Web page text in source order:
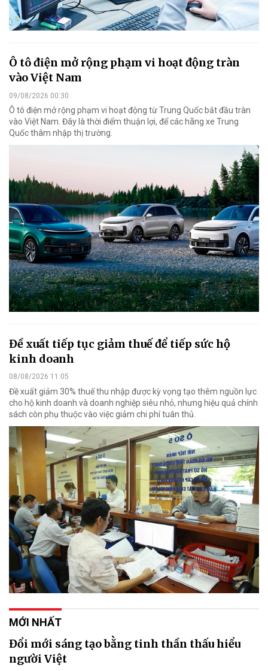
Ô tô điện mở rộng phạm vi hoạt động tràn
vào Việt Nam
09/08/2026 00:30
Ô tô điện mở rộng phạm vi hoạt động từ Trung Quốc bắt đầu tràn
vào Việt Nam. Đây là thời điểm thuận lợi, để các hãng xe Trung
Quốc thâm nhập thị trường.
Đề xuất tiếp tục giảm thuế để tiếp sức hộ
kinh doanh
08/08/2026 11:05
Đề xuất giảm 30% thuế thu nhập được kỳ vọng tạo thêm nguồn lực
cho hộ kinh doanh và doanh nghiệp siêu nhỏ, nhưng hiệu quả chính
sách còn phụ thuộc vào việc giảm chi phí tuân thủ.
MỚI NHẤT
Đổi mới sáng tạo bằng tinh thần thấu hiểu
người Việt